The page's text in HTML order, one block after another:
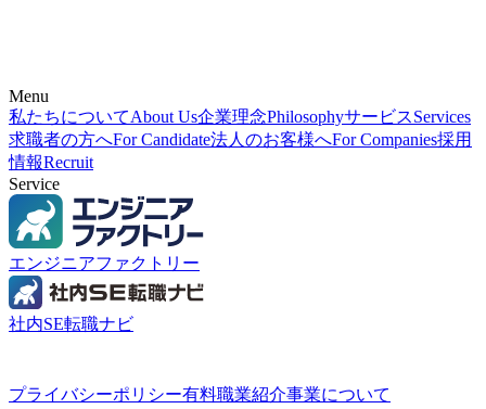
Menu
私たちについてAbout Us企業理念PhilosophyサービスServices
求職者の方へFor Candidate法人のお客様へFor Companies採用
情報Recruit
Service
エンジニアファクトリー
社内SE転職ナビ
プライバシーポリシー有料職業紹介事業について